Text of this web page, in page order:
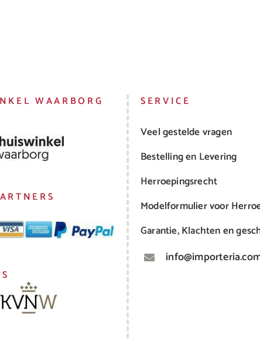
WAARBORG SERVICE
Veel gestelde vragen
Bestelling en Levering
Herroepingsrecht
Modelformulier voor
Garantie, Klachten en